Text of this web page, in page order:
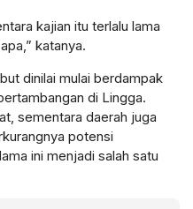
kajian itu terlalu lama
katanya.
dinilai mulai berdampak
di Lingga.
sementara daerah juga
potensi
ini menjadi salah satu